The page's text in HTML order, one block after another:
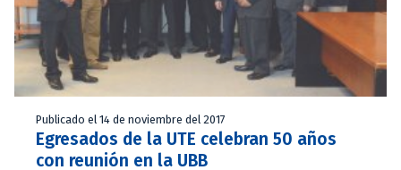
Publicado el 14 de noviembre del 2017
Egresados de la UTE celebran 50 años
con reunión en la UBB